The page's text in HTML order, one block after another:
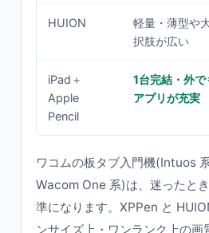
HUION
軽量・薄型や
択肢が広い
iPad＋
Apple
Pencil
1台完結・外で
アプリが充実
ワコムの板タブ入門機(Intuos
Wacom One 系)は、迷ったと
準になります。XPPen と
ンサイズ上・ワンランク上の画